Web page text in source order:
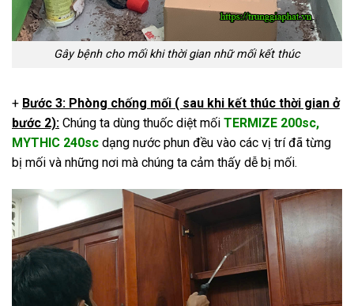
Gây bệnh cho mối khi thời gian nhữ mối kết thúc
+ Bước 3: Phòng chống mối ( sau khi kết thúc thời gian ở
bước 2): Chúng ta dùng thuốc diệt mối TERMIZE 200sc,
MYTHIC 240sc dạng nước phun đều vào các vị trí đã từng
bị mối và những nơi mà chúng ta cảm thấy dễ bị mối.